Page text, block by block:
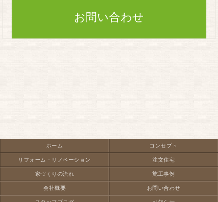
お問い合わせ
ホーム コンセプト
リフォーム・リノベーション 注文住宅
家づくりの流れ 施工事例
会社概要 お問い合わせ